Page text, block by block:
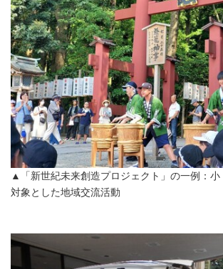
▲「新世紀未来創造プロジェクト」の一例：小
対象とした地域交流活動